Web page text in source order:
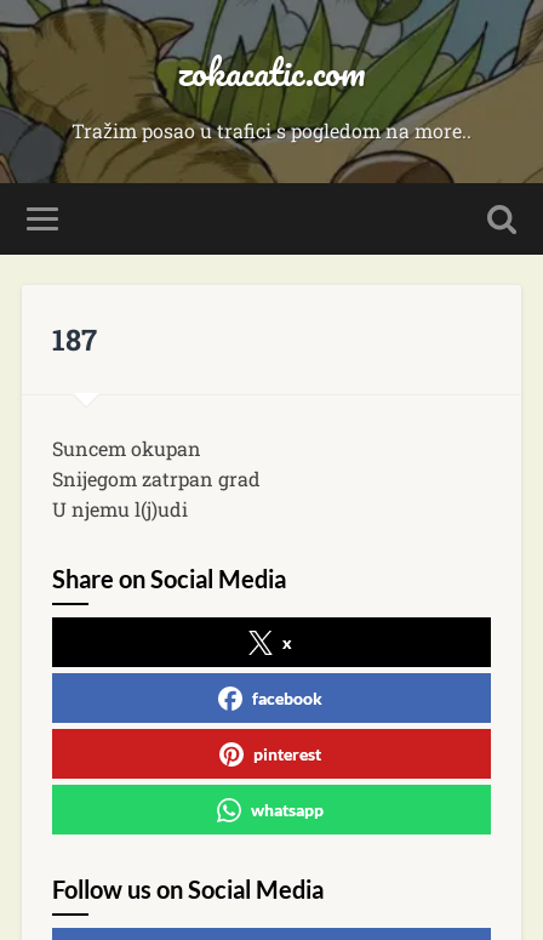
zokacatic.com
Tražim posao u trafici s pogledom na more..
187
Suncem okupan
Snijegom zatrpan grad
U njemu l(j)udi
Share on Social Media
x
facebook
pinterest
whatsapp
Follow us on Social Media